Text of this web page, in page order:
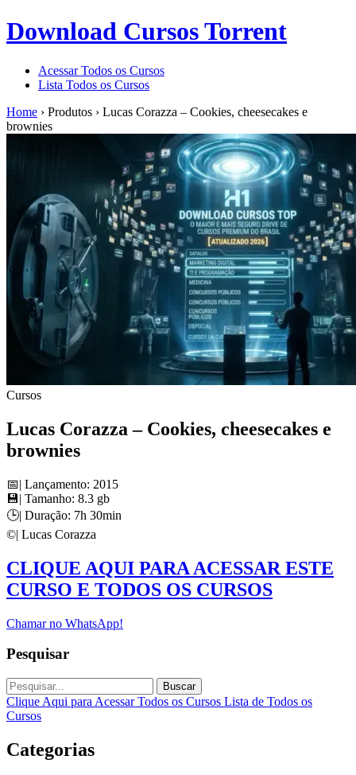
Download Cursos Torrent
Acessar Todos os Cursos
Lista Todos os Cursos
Home › Produtos › Lucas Corazza – Cookies, cheesecakes e
brownies
Cursos
Lucas Corazza – Cookies, cheesecakes e
brownies
📅| Lançamento: 2015
💾| Tamanho: 8.3 gb
🕒| Duração: 7h 30min
©️| Lucas Corazza
CLIQUE AQUI PARA ACESSAR ESTE
CURSO E TODOS OS CURSOS
Chamar no WhatsApp!
Pesquisar
Buscar
Clique Aqui para Acessar Todos os Cursos Lista de Todos os
Cursos
Categorias